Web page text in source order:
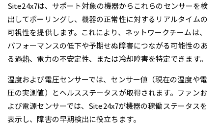
Site24x7は、サポート対象の機器からこれらのセンサーを検
出してポーリングし、機器の正常性に対するリアルタイムの
可視性を提供します。これにより、ネットワークチームは、
パフォーマンスの低下や予期せぬ障害につながる可能性のあ
る過熱、電力の不安定性、または冷却障害を特定できます。
温度および電圧センサーでは、センサー値（現在の温度や電
圧の実測値）とヘルスステータスが取得されます。ファンお
よび電源センサーでは、Site24x7が機器の稼働ステータスを
表示し、障害の早期検出に役立ちます。